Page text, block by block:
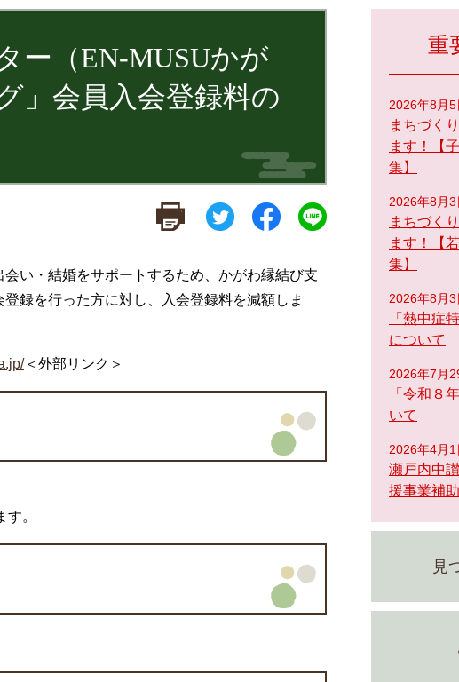
ー（EN-MUSUかが
」会員入会登録料の
い・結婚をサポートするため、かがわ縁結び支
録を行った方に対し、入会登録料を減額しま
＜外部リンク＞
。
重
2026年8月
まちづく
ます！【
集】
2026年8月
まちづく
ます！【
集】
2026年8月
「熱中症
について
2026年7月
「令和８
いて
2026年4月
瀬戸内中
援事業補
見